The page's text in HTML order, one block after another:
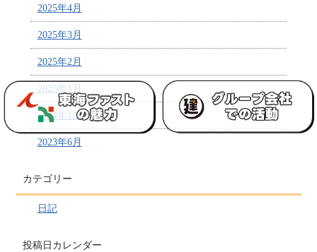
2025年4月
2025年3月
2025年2月
2025年1月
2024年12月
2023年6月
カテゴリー
日記
投稿日カレンダー